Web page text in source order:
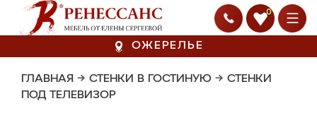
0
ОЖЕРЕЛЬЕ
ГЛАВНАЯ → СТЕНКИ В ГОСТИНУЮ → СТЕНКИ
ПОД ТЕЛЕВИЗОР